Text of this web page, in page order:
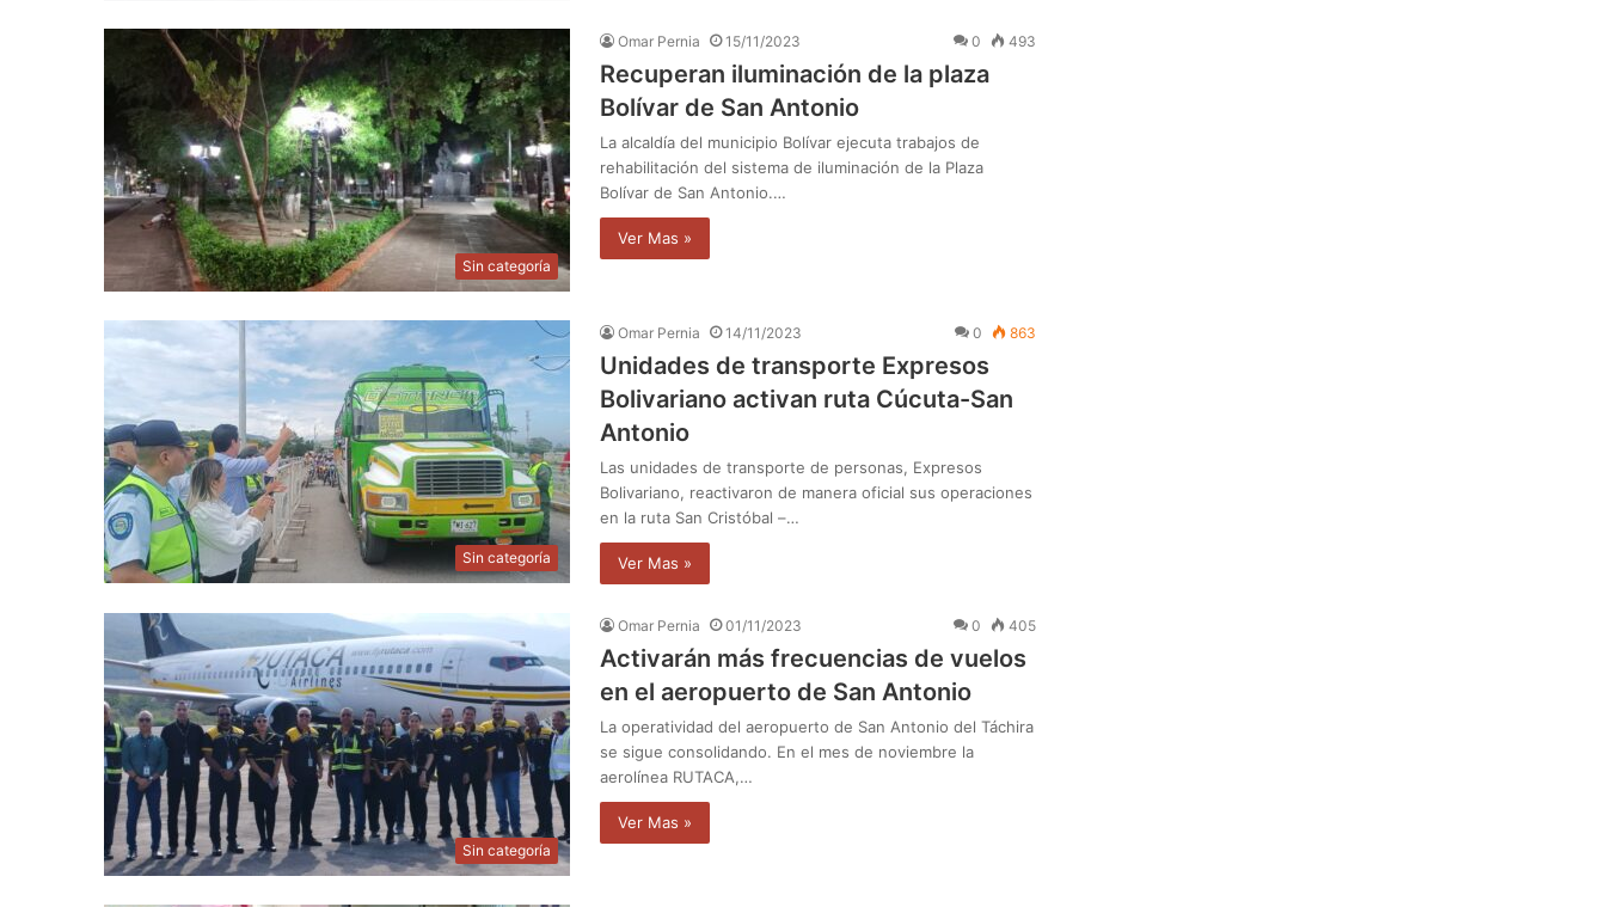
Sin categoría
Omar Pernia 15/11/2023 0 493
Recuperan iluminación de la plaza
Bolívar de San Antonio
La alcaldía del municipio Bolívar ejecuta trabajos de
rehabilitación del sistema de iluminación de la Plaza
Bolívar de San Antonio.…
Ver Mas »
Sin categoría
Omar Pernia 14/11/2023 0 863
Unidades de transporte Expresos
Bolivariano activan ruta Cúcuta-San
Antonio
Las unidades de transporte de personas, Expresos
Bolivariano, reactivaron de manera oficial sus operaciones
en la ruta San Cristóbal –…
Ver Mas »
Sin categoría
Omar Pernia 01/11/2023 0 405
Activarán más frecuencias de vuelos
en el aeropuerto de San Antonio
La operatividad del aeropuerto de San Antonio del Táchira
se sigue consolidando. En el mes de noviembre la
aerolínea RUTACA,…
Ver Mas »